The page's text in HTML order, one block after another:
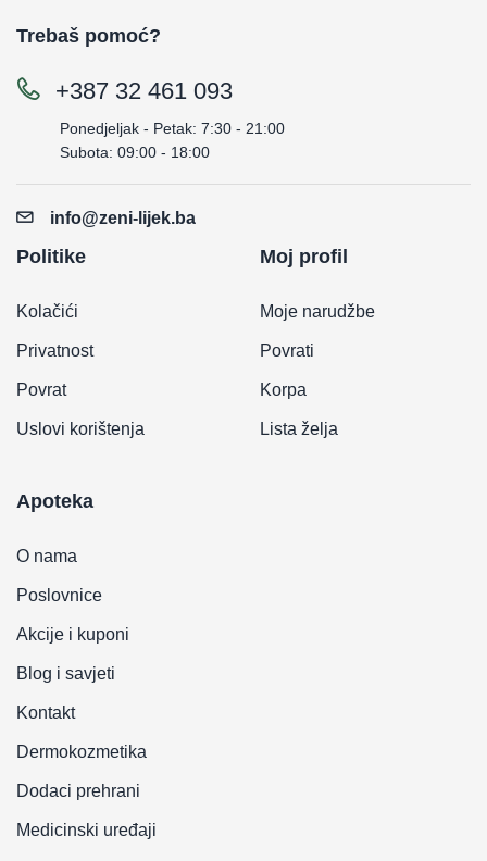
Trebaš pomoć?
+387 32 461 093
Ponedjeljak - Petak: 7:30 - 21:00
Subota: 09:00 - 18:00
info@zeni-lijek.ba
Politike
Kolačići
Privatnost
Povrat
Uslovi korištenja
Moj profil
Moje narudžbe
Povrati
Korpa
Lista želja
Apoteka
O nama
Poslovnice
Akcije i kuponi
Blog i savjeti
Kontakt
Dermokozmetika
Dodaci prehrani
Medicinski uređaji